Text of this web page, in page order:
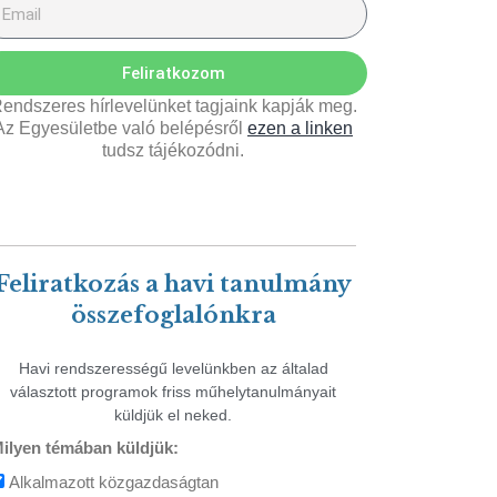
Feliratkozom
hírlevelünket tagjaink kapják meg.
Egyesületbe való belépésről ezen a linken
tudsz tájékozódni.
a havi tanulmány
összefoglalónkra
Havi rendszerességű levelünkben az általad
választott programok friss műhelytanulmányait
küldjük el neked.
témában küldjük:
Alkalmazott közgazdaságtan